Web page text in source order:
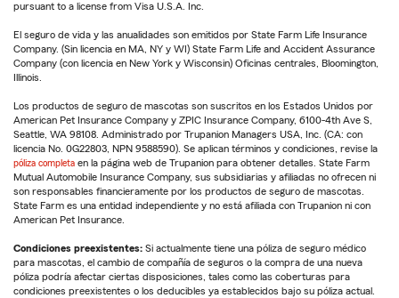
pursuant to a license from Visa U.S.A. Inc.
El seguro de vida y las anualidades son emitidos por State Farm Life Insurance
Company. (Sin licencia en MA, NY y WI) State Farm Life and Accident Assurance
Company (con licencia en New York y Wisconsin) Oficinas centrales, Bloomington,
Illinois.
Los productos de seguro de mascotas son suscritos en los Estados Unidos por
American Pet Insurance Company y ZPIC Insurance Company, 6100-4th Ave S,
Seattle, WA 98108. Administrado por Trupanion Managers USA, Inc. (CA: con
licencia No. 0G22803, NPN 9588590). Se aplican términos y condiciones, revise la
póliza completa en la página web de Trupanion para obtener detalles. State Farm
Mutual Automobile Insurance Company, sus subsidiarias y afiliadas no ofrecen ni
son responsables financieramente por los productos de seguro de mascotas.
State Farm es una entidad independiente y no está afiliada con Trupanion ni con
American Pet Insurance.
Condiciones preexistentes: Si actualmente tiene una póliza de seguro médico
para mascotas, el cambio de compañía de seguros o la compra de una nueva
póliza podría afectar ciertas disposiciones, tales como las coberturas para
condiciones preexistentes o los deducibles ya establecidos bajo su póliza actual.